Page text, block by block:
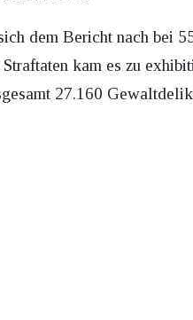
dem Bericht nach bei
kam es zu
27.160